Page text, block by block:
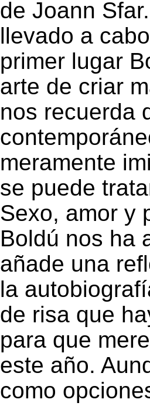
de Joann
llevado a
primer lugar
arte de criar
nos recuerda
meramente
se puede
Sexo, amor y
Boldú nos ha
añade una
la
de risa que
para que
este año.
como